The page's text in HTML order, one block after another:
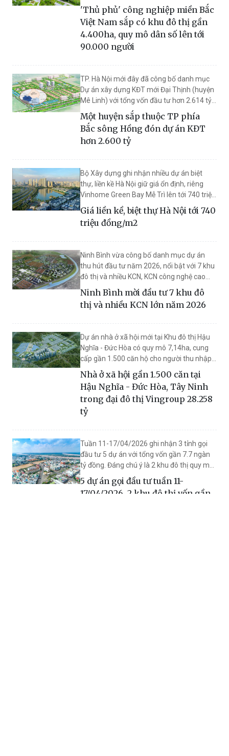
Ninh.
'Thủ phủ' công nghiệp miền Bắc
Việt Nam sắp có khu đô thị gần
4.400ha, quy mô dân số lên tới
90.000 người
TP. Hà Nội mới đây đã công bố danh mục
Dự án xây dựng KĐT mới Đại Thịnh (huyện
Mê Linh) với tổng vốn đầu tư hơn 2.614 tỷ
đồng.
Một huyện sắp thuộc TP phía
Bắc sông Hồng đón dự án KĐT
hơn 2.600 tỷ
Bộ Xây dựng ghi nhận nhiều dự án biệt
thự, liền kề Hà Nội giữ giá ổn định, riêng
Vinhome Green Bay Mễ Trì lên tới 740 triệu
đồng/m2.
Giá liền kề, biệt thự Hà Nội tới 740
triệu đồng/m2
Ninh Bình vừa công bố danh mục dự án
thu hút đầu tư năm 2026, nổi bật với 7 khu
đô thị và nhiều KCN, KCN công nghệ cao
quy mô lớn.
Ninh Bình mời đầu tư 7 khu đô
thị và nhiều KCN lớn năm 2026
Dự án nhà ở xã hội mới tại Khu đô thị Hậu
Nghĩa - Đức Hòa có quy mô 7,14ha, cung
cấp gần 1.500 căn hộ cho người thu nhập
thấp. Bài viết tóm gọn vị trí, quy mô, pháp
lý đăng ký và tiến độ triển khai.
Nhà ở xã hội gần 1.500 căn tại
Hậu Nghĩa - Đức Hòa, Tây Ninh
trong đại đô thị Vingroup 28.258
tỷ
Tuần 11-17/04/2026 ghi nhận 3 tỉnh gọi
đầu tư 5 dự án với tổng vốn gần 7.7 ngàn
tỷ đồng. Đáng chú ý là 2 khu đô thị quy mô
lớn tại An Giang và Điện Biên, cùng nhiều
dự án hạ tầng, giáo dục và dịch vụ có thể
5 dự án gọi đầu tư tuần 11-
17/04/2026, 2 khu đô thị vốn gần